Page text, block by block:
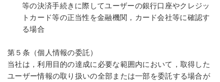
等の決済手続きに際してユーザーの銀行口座やクレジッ
トカード等の正当性を金融機関，カード会社等に確認す
る場合
第５条（個人情報の委託）
当社は，利用目的の達成に必要な範囲内において，取得した
ユーザー情報の取り扱いの全部または一部を委託する場合が